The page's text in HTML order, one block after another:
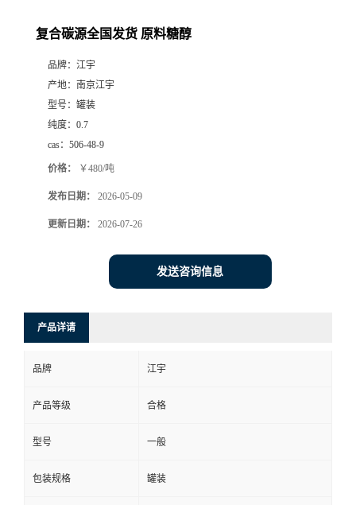
复合碳源全国发货 原料糖醇
品牌： 江宇
产地： 南京江宇
型号： 罐装
纯度： 0.7
cas： 506-48-9
价格： ￥480/吨
发布日期： 2026-05-09
更新日期： 2026-07-26
发送咨询信息
产品详请
品牌 江宇
产品等级 合格
型号 一般
包装规格 罐装